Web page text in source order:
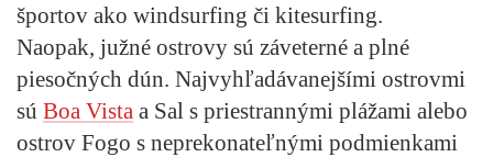
športov ako windsurfing či kitesurfing.
Naopak, južné ostrovy sú záveterné a plné
piesočných dún. Najvyhľadávanejšími ostrovmi
sú Boa Vista a Sal s priestrannými plážami alebo
ostrov Fogo s neprekonateľnými podmienkami